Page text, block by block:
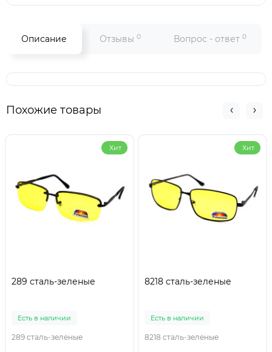
Описание Отзывы 0 Вопрос - ответ 0
Похожие товары
Хит
289 сталь-зеленые
Есть в наличии
289 сталь-зеленые
Хит
8218 сталь-зеленые
Есть в наличии
8218 сталь-зеленые